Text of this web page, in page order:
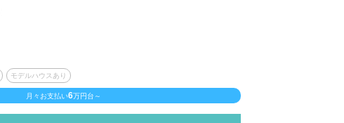
モデルハウスあり
月々お支払い6万円台～